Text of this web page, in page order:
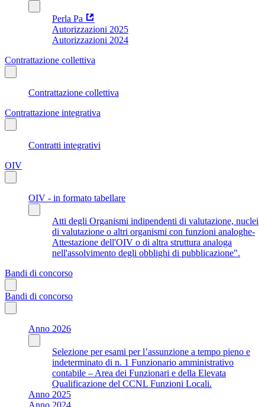
Perla Pa
Autorizzazioni 2025
Autorizzazioni 2024
Contrattazione collettiva
Contrattazione collettiva
Contrattazione integrativa
Contratti integrativi
OIV
OIV - in formato tabellare
Atti degli Organismi indipendenti di valutazione, nuclei
di valutazione o altri organismi con funzioni analoghe-
Attestazione dell'OIV o di altra struttura analoga
nell'assolvimento degli obblighi di pubblicazione".
Bandi di concorso
Bandi di concorso
Anno 2026
Selezione per esami per l’assunzione a tempo pieno e
indeterminato di n. 1 Funzionario amministrativo
contabile – Area dei Funzionari e della Elevata
Qualificazione del CCNL Funzioni Locali.
Anno 2025
Anno 2024